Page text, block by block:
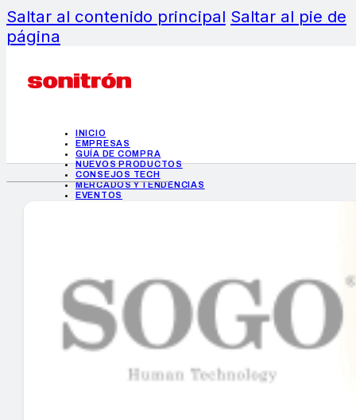
Saltar al contenido principal Saltar al pie de
página
INICIO
EMPRESAS
GUÍA DE COMPRA
NUEVOS PRODUCTOS
CONSEJOS TECH
MERCADOS Y TENDENCIAS
EVENTOS
INICIO
EMPRESAS
GUÍA DE COMPRA